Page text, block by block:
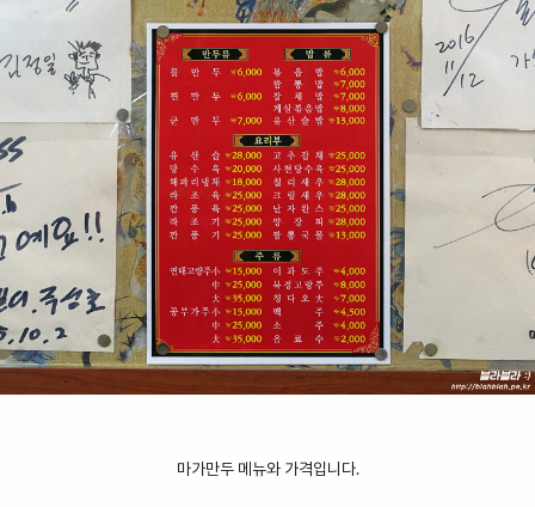
마가만두 메뉴와 가격입니다.